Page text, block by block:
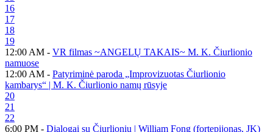
16
17
18
19
12:00 AM - VR filmas ~ANGELŲ TAKAIS~ M. K. Čiurlionio
namuose
12:00 AM - Patyriminė paroda „Improvizuotas Čiurlionio
kambarys“ | M. K. Čiurlionio namų rūsyje
20
21
22
6:00 PM - Dialogai su Čiurlioniu | William Fong (fortepijonas, JK)